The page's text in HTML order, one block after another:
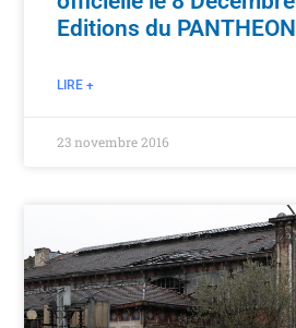
Editions du PANTHEON
LIRE +
23 novembre 2016